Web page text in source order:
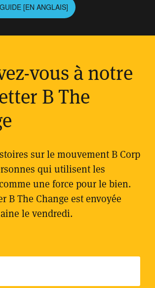
[EN ANGLAIS]
vous à notre
B The
sur le mouvement B Corp
qui utilisent les
une force pour le bien.
B The Change est envoyée
le vendredi.
field empty.